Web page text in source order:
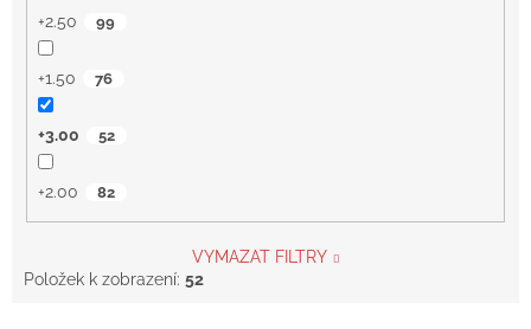
+2.50 99
+1.50 76
+3.00 52
+2.00 82
VYMAZAT FILTRY
Položek k zobrazení: 52